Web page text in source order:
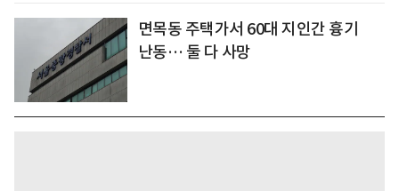
면목동 주택가서 60대 지인간 흉기
난동… 둘 다 사망